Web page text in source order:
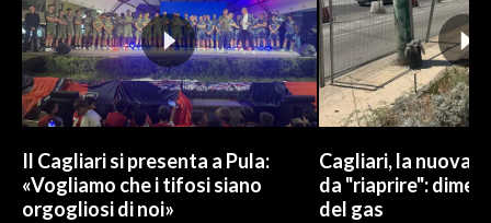
Il Cagliari si presenta a Pula:
«Vogliamo che i tifosi siano
orgogliosi di noi»
Cagliari, la nuova
da "riaprire":
del gas